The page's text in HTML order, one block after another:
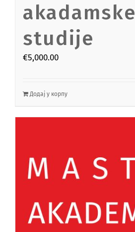
akadamske
studije
€5,000.00
Додај у корпу